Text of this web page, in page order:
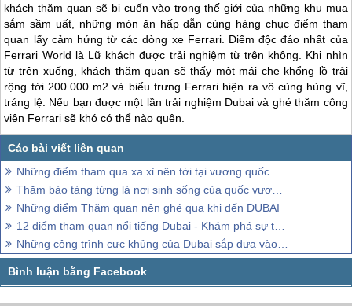
khách thăm quan sẽ bị cuốn vào trong thế giới của những khu mua
sắm sầm uất, những món ăn hấp dẫn cùng hàng chục điểm tham
quan lấy cảm hứng từ các dòng xe Ferrari. Điểm độc đáo nhất của
Ferrari World là Lữ khách được trải nghiệm từ trên không. Khi nhìn
từ trên xuống, khách thăm quan sẽ thấy một mái che khổng lồ trải
rộng tới 200.000 m2 và biểu trưng Ferrari hiện ra vô cùng hùng vĩ,
tráng lệ. Nếu bạn được một lần trải nghiệm Dubaivà ghé thăm công
viên Ferrari sẽ khó có thể nào quên.
Những điểm tham qua xa xỉ nên tới tại vương quốc Dubai – Phần 2
Thăm bảo tàng từng là nơi sinh sống của quốc vương Dubai
Những điểm Thăm quan nên ghé qua khi đến DUBAI
12 điểm tham quan nổi tiếng Dubai - Khám phá sự tráng lệ và tuyệt đẹp
Những công trình cực khủng của Dubai sắp đưa vào tham quan